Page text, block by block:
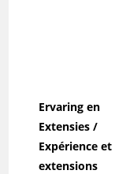
Ervaring en
Extensies /
Expérience et
extensions